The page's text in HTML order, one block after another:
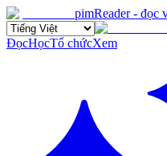
pimReader - đọc
ĐọcHọcTổ chứcXem